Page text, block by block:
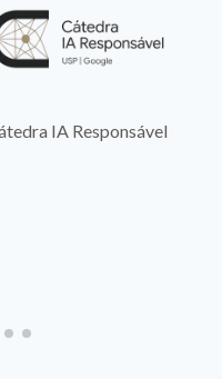
IA Responsável